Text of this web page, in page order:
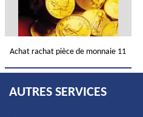
Achat rachat pièce de monnaie 11
AUTRES SERVICES